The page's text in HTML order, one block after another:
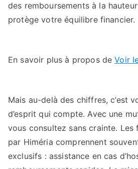
des remboursements à la
protège votre équilibre financier.
En savoir plus à propos deVoir
Mais au-delà des chiffres, c’est
d’esprit qui compte. Avec une
vous consultez sans crainte. Les
par Himéria comprennent
exclusifs : assistance en cas